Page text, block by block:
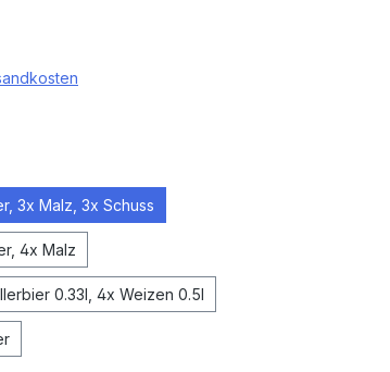
3x Malz, 3x Schuss
4x Malz
0.33l, 4x Weizen 0.5l